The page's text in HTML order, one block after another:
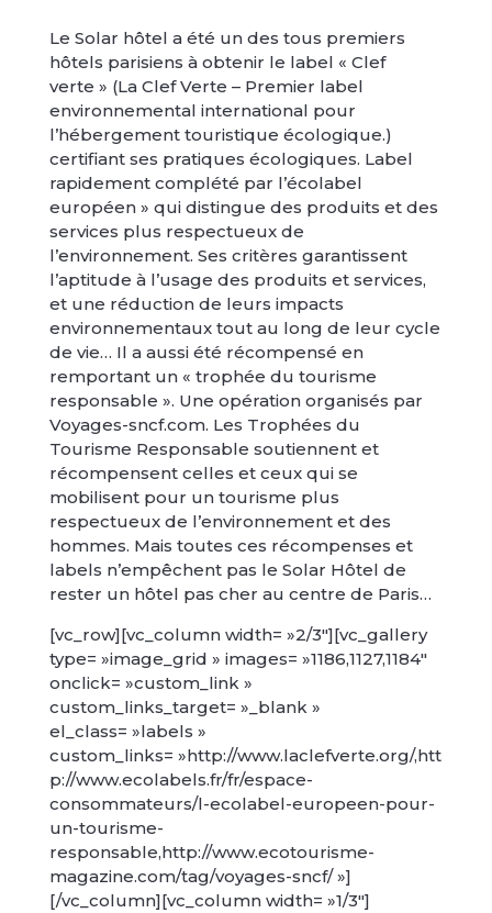
Le Solar hôtel a été un des tous premiers
hôtels parisiens à obtenir le label « Clef
verte » (La Clef Verte – Premier label
environnemental international pour
l’hébergement touristique écologique.)
certifiant ses pratiques écologiques. Label
rapidement complété par l’écolabel
européen » qui distingue des produits et des
services plus respectueux de
l’environnement. Ses critères garantissent
l’aptitude à l’usage des produits et services,
et une réduction de leurs impacts
environnementaux tout au long de leur cycle
de vie… Il a aussi été récompensé en
remportant un « trophée du tourisme
responsable ». Une opération organisés par
Voyages-sncf.com. Les Trophées du
Tourisme Responsable soutiennent et
récompensent celles et ceux qui se
mobilisent pour un tourisme plus
respectueux de l’environnement et des
hommes. Mais toutes ces récompenses et
labels n’empêchent pas le Solar Hôtel de
rester un hôtel pas cher au centre de Paris…
[vc_row][vc_column width= »2/3″][vc_gallery
type= »image_grid » images= »1186,1127,1184″
onclick= »custom_link »
custom_links_target= »_blank »
el_class= »labels »
custom_links= »http://www.laclefverte.org/,htt
p://www.ecolabels.fr/fr/espace-
consommateurs/l-ecolabel-europeen-pour-
un-tourisme-
responsable,http://www.ecotourisme-
magazine.com/tag/voyages-sncf/ »]
[/vc_column][vc_column width= »1/3″]